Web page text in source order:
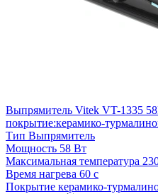
Выпрямитель Vitek VT-1335
покрытие:керамико-
Тип Выпрямитель
Мощность 58 Вт
Максимальная температура
Время нагрева 60 с
Покрытие керамико-